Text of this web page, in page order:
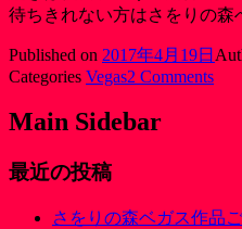
待ちきれない方はさをりの森
Published on 2017年4月19日
Categories Vegas2 Comments
Main Sidebar
最近の投稿
さをりの森ベガス作品